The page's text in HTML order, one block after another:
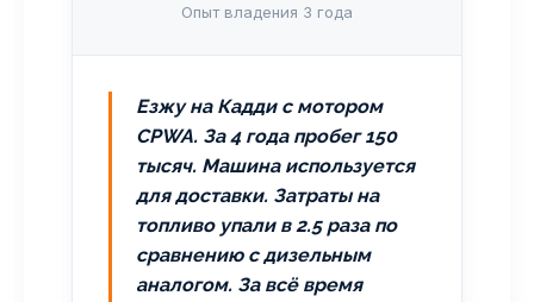
Опыт владения 3 года
Езжу на Кадди с мотором
CPWA. За 4 года пробег 150
тысяч. Машина используется
для доставки. Затраты на
топливо упали в 2.5 раза по
сравнению с дизельным
аналогом. За всё время